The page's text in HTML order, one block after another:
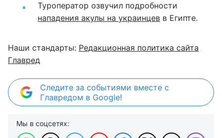
Туроператор озвучил подробности
нападения акулы на украинцев в Египте.
Наши стандарты: Редакционная политика сайта
Главред
Следите за событиями вместе с
Главредом в Google!
Мы в соцсетях: